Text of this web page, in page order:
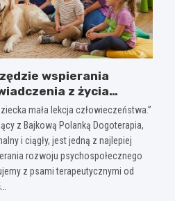
wspierania
z życia
bazie wieloletniej
mała lekcja człowieczeństwa.”
z Bajkową Polanką Dogoterapia,
i ciągły, jest jedną z najlepiej
rozwoju psychospołecznego
z psami terapeutycznymi od